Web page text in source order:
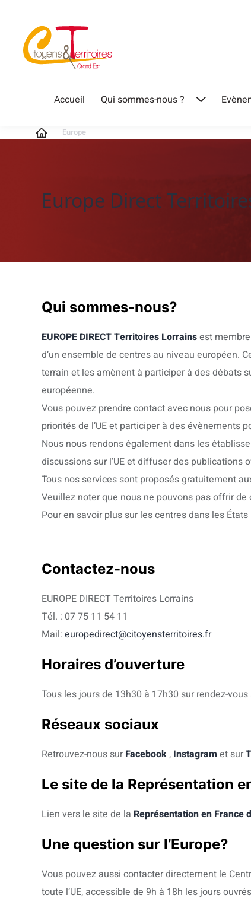
Accueil Qui sommes-nous ?
Europe
Europe Direct
Qui sommes-nous?
EUROPE DIRECT Territoires Lorrainsest
d’un ensemble de centres au niveau européen.
terrain et les amènent à participer à des débats
européenne.
Vous pouvez prendre contact avec nous pour
priorités de l’UE et participer à des évènements
Nous nous rendons également dans les
discussions sur l’UE et diffuser des publications
Tous nos services sont proposés gratuitement
Veuillez noter que nous ne pouvons pas offrir
Pour en savoir plus sur les centres dans les
Contactez-nous
EUROPE DIRECT Territoires Lorrains
Tél. : 07 75 11 54 11
Mail: europedirect@citoyensterritoires.fr
Horaires d’ouverture
Tous les jours de 13h30 à 17h30 sur rendez-
Réseaux sociaux
Retrouvez-nous surFacebook, Instagram et sur
Le site de la Représentation
Lien vers le site de la Représentation en France
Une question sur l’Europe?
Vous pouvez aussi contacter directement le
toute l’UE, accessible de 9h à 18h les jours